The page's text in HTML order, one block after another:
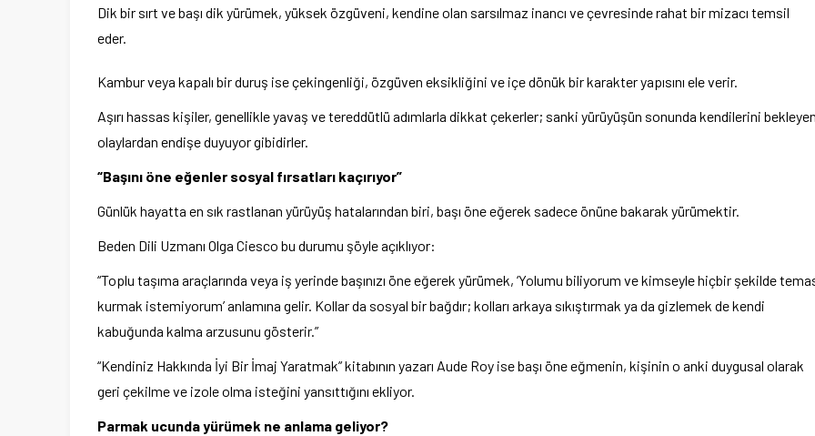
Dik bir sırt ve başı dik yürümek, yüksek özgüveni, kendine olan sarsılmaz inancı ve çevresinde rahat bir mizacı temsil
eder.
Kambur veya kapalı bir duruş ise çekingenliği, özgüven eksikliğini ve içe dönük bir karakter yapısını ele verir.
Aşırı hassas kişiler, genellikle yavaş ve tereddütlü adımlarla dikkat çekerler; sanki yürüyüşün sonunda kendilerini
olaylardan endişe duyuyor gibidirler.
“Başını öne eğenler sosyal fırsatları kaçırıyor”
Günlük hayatta en sık rastlanan yürüyüş hatalarından biri, başı öne eğerek sadece önüne bakarak yürümektir.
Beden Dili Uzmanı Olga Ciesco bu durumu şöyle açıklıyor:
“Toplu taşıma araçlarında veya iş yerinde başınızı öne eğerek yürümek, ‘Yolumu biliyorum ve kimseyle hiçbir şekilde
kurmak istemiyorum’ anlamına gelir. Kollar da sosyal bir bağdır; kolları arkaya sıkıştırmak ya da gizlemek de kendi
kabuğunda kalma arzusunu gösterir.”
“Kendiniz Hakkında İyi Bir İmaj Yaratmak” kitabının yazarı Aude Roy ise başı öne eğmenin, kişinin o anki duygusal olarak
geri çekilme ve izole olma isteğini yansıttığını ekliyor.
Parmak ucunda yürümek ne anlama geliyor?